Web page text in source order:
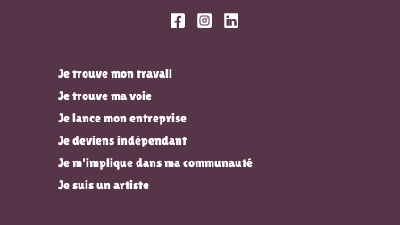
Je trouve mon travail
Je trouve ma voie
Je lance mon entreprise
Je deviens indépendant
Je m'implique dans ma communauté
Je suis un artiste